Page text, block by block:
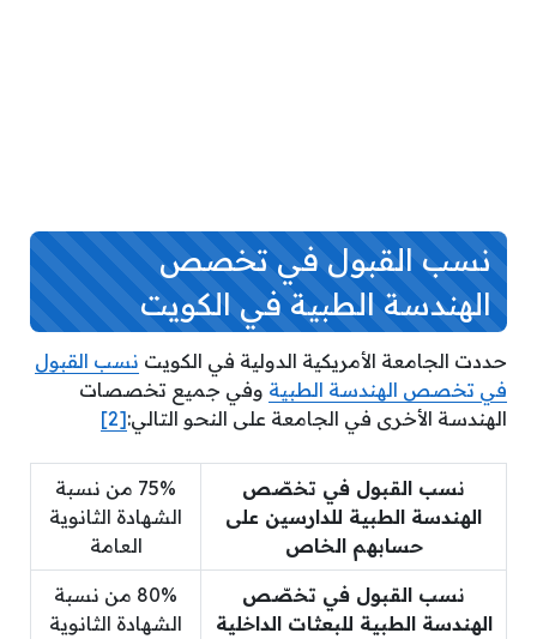
نسب القبول في تخصص
الهندسة الطبية في الكويت
حددت الجامعة الأمريكية الدولية في الكويت نسب القبول
في تخصص الهندسة الطبية وفي جميع تخصصات
الهندسة الأخرى في الجامعة على النحو التالي:[2]
نسب القبول في تخصّص
الهندسة الطبية للدارسين على
حسابهم الخاص
75% من نسبة
الشهادة الثانوية
العامة
نسب القبول في تخصّص
الهندسة الطبية للبعثات الداخلية
80% من نسبة
الشهادة الثانوية